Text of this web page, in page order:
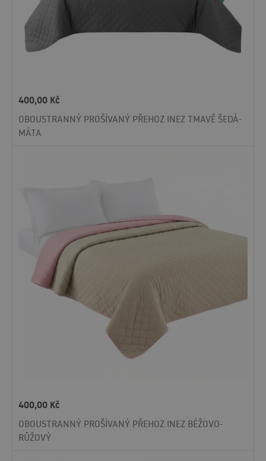
400,00 Kč
OBOUSTRANNÝ PROŠÍVANÝ PŘEHOZ INEZ TMAVĚ ŠEDÁ-
MÁTA
400,00 Kč
OBOUSTRANNÝ PROŠÍVANÝ PŘEHOZ INEZ BÉŽOVO-
RŮŽOVÝ